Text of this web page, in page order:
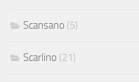
Scansano (5)
Scarlino (21)